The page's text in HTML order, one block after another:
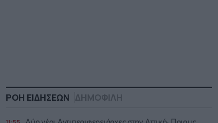
ΡΟΗ ΕΙΔΗΣΕΩΝ ΔΗΜΟΦΙΛΗ